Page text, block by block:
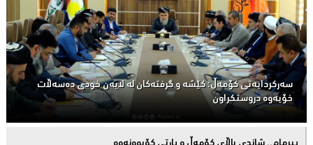
سەركردایەتی كۆمەڵ: كێشە و گرفتەكان لە لایەن خودی دەسەڵات
خۆیەوە دروستكراون